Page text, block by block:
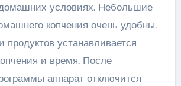
домашних условиях. Небольшие
копчения очень удобны.
продуктов устанавливается
и время. После
аппарат отключится